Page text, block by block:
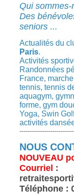
Qui sommes-
Des
seniors ...
Actualités du
Paris.
Activités
Randonnées
France,
tennis, tennis
aquagym,
forme, gym
Yoga, Swin
activités
NOUS
NOUVEAU
Courriel :
Téléphone :